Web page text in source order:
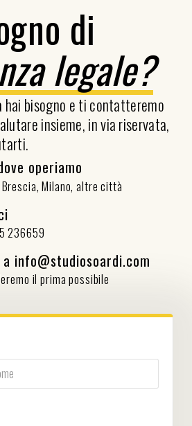
di
legale?
hai bisogno e ti contatteremo
insieme, in via riservata,
operiamo
Milano, altre città
236659
info@studiosoardi.com
il prima possibile